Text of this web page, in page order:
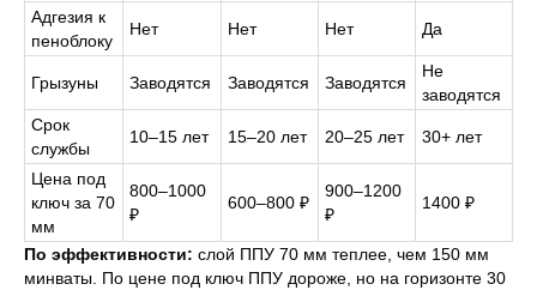
Адгезия к
пеноблоку
Нет Нет Нет Да
Грызуны Заводятся Заводятся Заводятся
Не
заводятся
Срок
службы
10–15 лет 15–20 лет 20–25 лет 30+ лет
Цена под
ключ за 70
мм
800–1000
₽
600–800 ₽
900–1200
₽
1400 ₽
По эффективности: слой ППУ 70 мм теплее, чем 150 мм
минваты. По цене под ключ ППУ дороже, но на горизонте 30